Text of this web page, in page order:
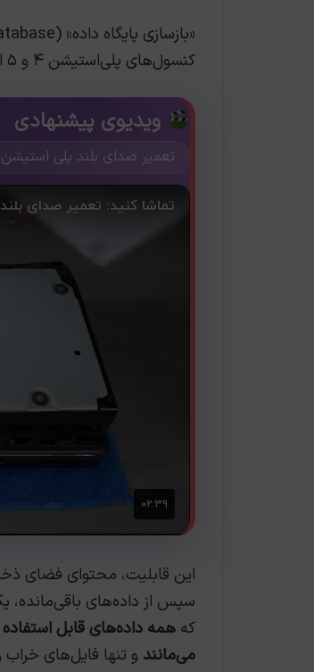
«بازسازی پایگاه داده» (Rebuild Database) یکی از گزینه‌های موجود در
کنسول‌های پلی‌استیشن ۴ و ۵ است.
ویدیوی پیشنهادی
تعمیر صدای بلند پلی استیشن 5 اسلیم
این قابلیت، محتوای فضای
سپس از داده‌های باقی‌مانده،
که همه داده‌های قابل
می‌مانند و تنها فایل‌های خراب